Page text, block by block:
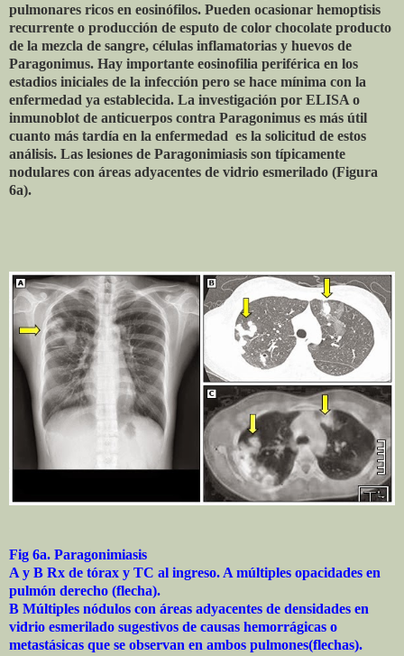
pulmonares ricos en eosinófilos. Pueden ocasionar hemoptisis
recurrente o producción de esputo de color chocolate producto
de la mezcla de sangre, células inflamatorias y huevos de
Paragonimus. Hay importante eosinofilia periférica en los
estadios iniciales de la infección pero se hace mínima con la
enfermedad ya establecida. La investigación por ELISA o
inmunoblot de anticuerpos contra Paragonimus es más útil
cuanto más tardía en la enfermedad es la solicitud de estos
análisis. Las lesiones de Paragonimiasis son típicamente
nodulares con áreas adyacentes de vidrio esmerilado (Figura
6a).
Fig 6a. Paragonimiasis
A y B Rx de tórax y TC al ingreso. A múltiples opacidades en
pulmón derecho (flecha).
B Múltiples nódulos con áreas adyacentes de densidades en
vidrio esmerilado sugestivos de causas hemorrágicas o
metastásicas que se observan en ambos pulmones(flechas).